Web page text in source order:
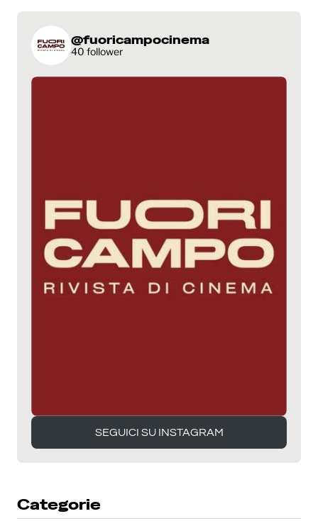
@fuoricampocinema
40 follower
SEGUICI SU INSTAGRAM
Categorie